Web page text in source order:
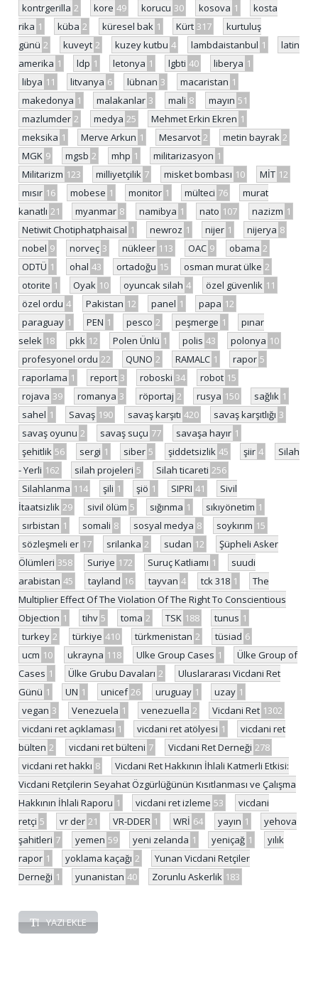
kontrgerilla 2 kore 49 korucu 30 kosova 1
kosta
rika 1 küba 2 küresel bak 1 Kürt 317
kurtuluş
günü 2 kuveyt 2 kuzey kutbu 4 lambdaistanbul 1
latin
amerika 1 ldp 1 letonya 1 lgbti 40 liberya 1
libya 11 litvanya 6 lübnan 3 macaristan 1
makedonya 1 malakanlar 3 mali 8 mayın 51
mazlumder 2 medya 25 Mehmet Erkin Ekren 1
meksika 1 Merve Arkun 1 Mesarvot 2 metin bayrak 2
MGK 9 mgsb 2 mhp 1 militarizasyon 1
Militarizm 123 milliyetçilik 7 misket bombası 10 MİT 12
mısır 16 mobese 1 monitor 1 mülteci 76
murat
kanatlı 21 myanmar 8 namibya 1 nato 107 nazizm 1
Netiwit Chotiphatphaisal 1 newroz 1 nijer 1 nijerya 8
nobel 9 norveç 3 nükleer 113 OAC 9 obama 2
ODTÜ 1 ohal 43 ortadoğu 15 osman murat ülke 2
otorite 1 Oyak 10 oyuncak silah 4 özel güvenlik 11
özel ordu 4 Pakistan 12 panel 1 papa 12
paraguay 1 PEN 1 pesco 2 peşmerge 1
pınar
selek 18 pkk 12 Polen Ünlü 1 polis 43 polonya 10
profesyonel ordu 22 QUNO 2 RAMALC 1 rapor 5
raporlama 1 report 3 roboski 34 robot 15
rojava 39 romanya 3 röportaj 2 rusya 150 sağlık 1
sahel 1 Savaş 190 savaş karşıtı 420 savaş karşıtlığı 3
savaş oyunu 2 savaş suçu 77 savaşa hayır 1
şehitlik 56 sergi 1 siber 5 şiddetsizlik 45 şiir 4
Silah
- Yerli 162 silah projeleri 5 Silah ticareti 256
Silahlanma 114 şili 1 şiö 1 SIPRI 41
Sivil
İtaatsizlik 29 sivil ölüm 5 sığınma 1 sıkıyönetim 1
sırbistan 1 somali 8 sosyal medya 8 soykırım 15
sözleşmeli er 17 srilanka 2 sudan 12
Şüpheli Asker
Ölümleri 358 Suriye 172 Suruç Katliamı 1
suudi
arabistan 45 tayland 16 tayvan 4 tck 318 1
The
Multiplier Effect Of The Violation Of The Right To Conscientious
Objection 1 tihv 5 toma 2 TSK 188 tunus 1
turkey 2 türkiye 410 türkmenistan 2 tüsiad 6
ucm 10 ukrayna 118 Ulke Group Cases 1
Ülke Group of
Cases 1 Ülke Grubu Davaları 2
Uluslararası Vicdani Ret
Günü 1 UN 1 unicef 26 uruguay 1 uzay 1
vegan 3 Venezuela 1 venezuella 2 Vicdani Ret 1302
vicdani ret açıklaması 1 vicdani ret atölyesi 1
vicdani ret
bülten 2 vicdani ret bülteni 7 Vicdani Ret Derneği 278
vicdani ret hakkı 8
Vicdani Ret Hakkının İhlali Katmerli Etkisi:
Vicdani Retçilerin Seyahat Özgürlüğünün Kısıtlanması ve Çalışma
Hakkının İhlali Raporu 1 vicdani ret izleme 53
vicdani
retçi 5 vr der 21 VR-DDER 1 WRİ 64 yayın 1
yehova
şahitleri 7 yemen 59 yeni zelanda 1 yeniçağ 1
yılık
rapor 1 yoklama kaçağı 2
Yunan Vicdani Retçiler
Derneği 1 yunanistan 40 Zorunlu Askerlik 183
YAZI EKLE